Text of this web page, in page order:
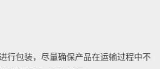
行包装，尽量确保产品在运输过程中不